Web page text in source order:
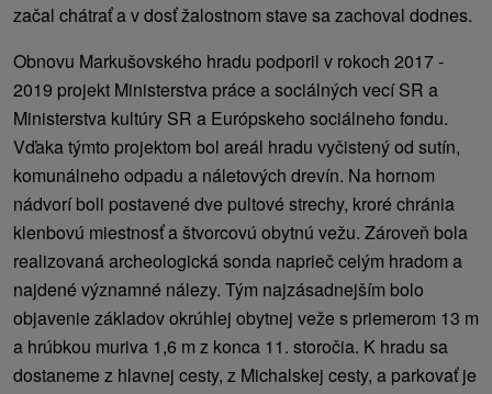
začal chátrať a v dosť žalostnom stave sa zachoval dodnes.
Obnovu Markušovského hradu podporil v rokoch 2017 -
2019 projekt Ministerstva práce a sociálných vecí SR a
Ministerstva kultúry SR a Európskeho sociálneho fondu.
Vďaka týmto projektom bol areál hradu vyčistený od sutín,
komunálneho odpadu a náletových drevín. Na hornom
nádvorí boli postavené dve pultové strechy, kroré chránia
klenbovú miestnosť a štvorcovú obytnú vežu. Zároveň bola
realizovaná archeologická sonda naprieč celým hradom a
najdené významné nálezy. Tým najzásadnejším bolo
objavenie základov okrúhlej obytnej veže s priemerom 13 m
a hrúbkou muriva 1,6 m z konca 11. storočia. K hradu sa
dostaneme z hlavnej cesty, z Michalskej cesty, a parkovať je